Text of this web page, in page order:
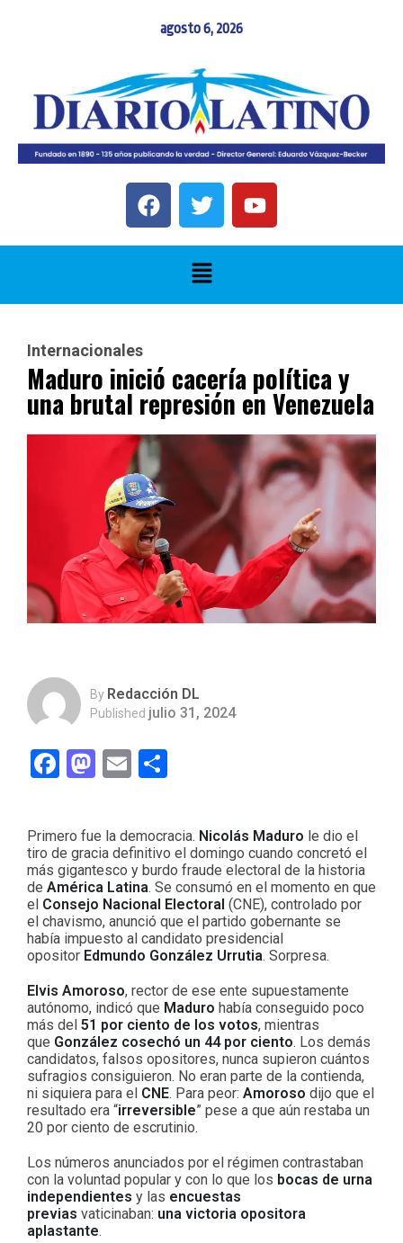
agosto 6, 2026
Internacionales
Maduro inició cacería política y
una brutal represión en Venezuela
By Redacción DL
Published julio 31, 2024
Facebook
Mastodon
Email
Primero fue la democracia. Nicolás Maduro le dio el
tiro de gracia definitivo el domingo cuando concretó el
más gigantesco y burdo fraude electoral de la historia
de América Latina. Se consumó en el momento en que
el Consejo Nacional Electoral (CNE), controlado por
el chavismo, anunció que el partido gobernante se
había impuesto al candidato presidencial
opositor Edmundo González Urrutia. Sorpresa.
Elvis Amoroso, rector de ese ente supuestamente
autónomo, indicó que Maduro había conseguido poco
más del 51 por ciento de los votos, mientras
que González cosechó un 44 por ciento. Los demás
candidatos, falsos opositores, nunca supieron cuántos
sufragios consiguieron. No eran parte de la contienda,
ni siquiera para el CNE. Para peor: Amoroso dijo que el
resultado era “irreversible” pese a que aún restaba un
20 por ciento de escrutinio.
Los números anunciados por el régimen contrastaban
con la voluntad popular y con lo que los bocas de urna
independientes y las encuestas
previas vaticinaban: una victoria opositora
aplastante.